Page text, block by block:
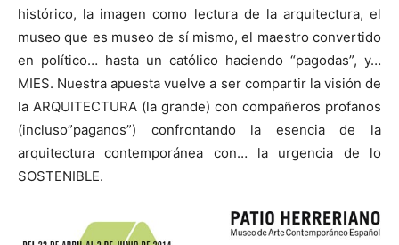
histórico, la imagen como lectura de la arquitectura, el
museo que es museo de sí mismo, el maestro convertido
en político… hasta un católico haciendo “pagodas”, y…
MIES. Nuestra apuesta vuelve a ser compartir la visión de
la ARQUITECTURA (la grande) con compañeros profanos
(incluso”paganos”) confrontando la esencia de la
arquitectura contemporánea con… la urgencia de lo
SOSTENIBLE.